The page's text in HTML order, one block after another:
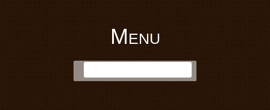
BOERDERIJ
KONINGSHOEVE
Menu